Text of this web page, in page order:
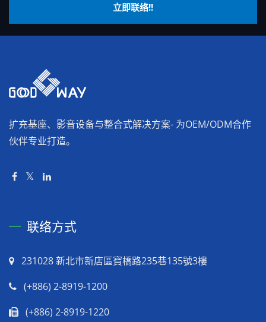
立即联络!!
扩充基座、影音设备与整合式解决方案- 为OEM/ODM合作
伙伴专业打造。
联络方式
231028 新北市新店區寶橋路235巷135號3樓
(+886) 2-8919-1200
(+886) 2-8919-1220